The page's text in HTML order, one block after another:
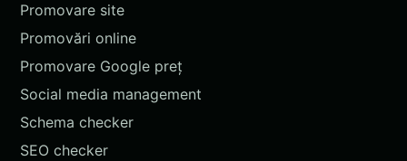
Promovare site
Promovări online
Promovare Google preț
Social media management
Schema checker
SEO checker